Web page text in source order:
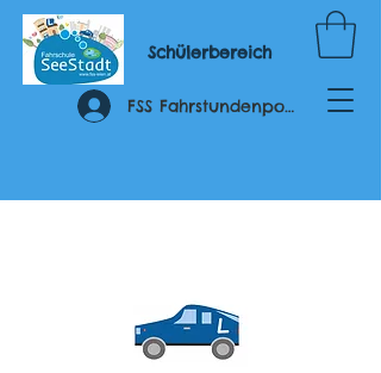
Schülerbereich
FSS Fahrstundenportal